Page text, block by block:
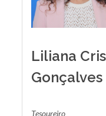
Liliana
Tesoureiro